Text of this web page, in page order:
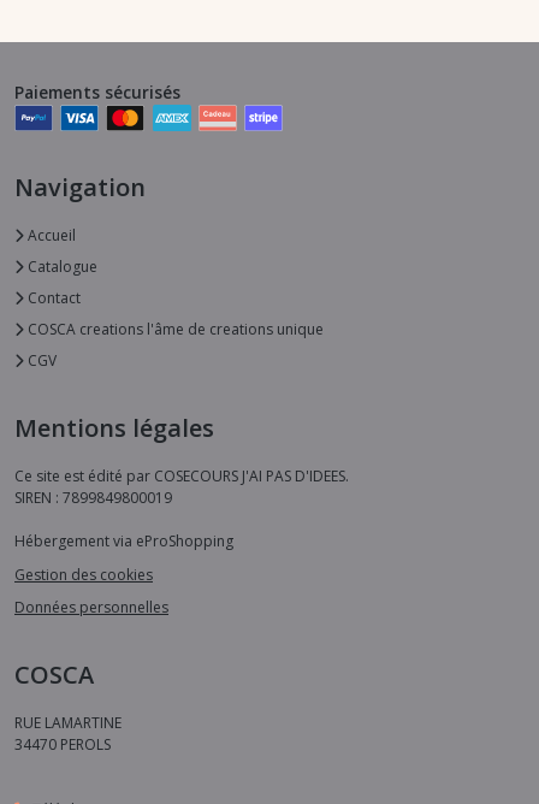
Paiements sécurisés
Navigation
Accueil
Catalogue
Contact
COSCA creations l'âme de creations unique
CGV
Mentions légales
Ce site est édité par COSECOURS J'AI PAS D'IDEES.
SIREN : 7899849800019
Hébergement via eProShopping
Gestion des cookies
Données personnelles
COSCA
RUE LAMARTINE
34470 PEROLS